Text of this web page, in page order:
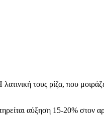
τους ρίζα, που
αύξηση 15-20% στον